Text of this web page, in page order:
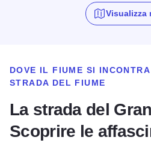
Visualizza
DOVE IL FIUME SI
STRADA DEL FIUME
La strada del
Scoprire le